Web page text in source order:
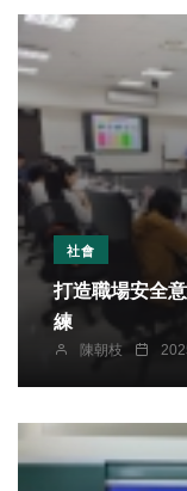
社會
打造職場安全
練
陳朝枝